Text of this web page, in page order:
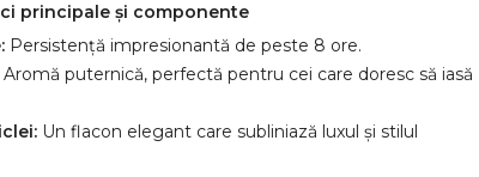
principale și componente
Persistență impresionantă de peste 8 ore.
Aromă puternică, perfectă pentru cei care doresc să iasă
Un flacon elegant care subliniază luxul și stilul